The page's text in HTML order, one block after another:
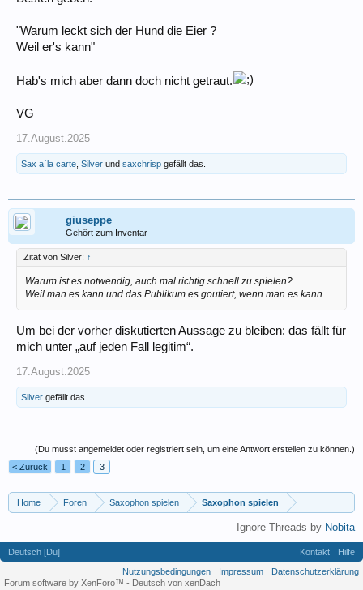
"Warum leckt sich der Hund die Eier ?
Weil er's kann"
Hab's mich aber dann doch nicht getraut.
VG
17.August.2025
Sax a`la carte Silver und saxchrisp gefällt das.
giuseppe
Gehört zum Inventar
Zitat von Silver: ↑
Warum ist es notwendig, auch mal richtig schnell zu spielen?
Weil man es kann und das Publikum es goutiert, wenn man es kann.
Um bei der vorher diskutierten Aussage zu bleiben: das fällt für
mich unter „auf jeden Fall legitim“.
17.August.2025
Silver gefällt das.
(Du musst angemeldet oder registriert sein, um eine Antwort erstellen zu können.)
< Zurück
1 2 3
Home Foren Saxophon spielen Saxophon spielen
Ignore Threads by Nobita
Deutsch [Du] Kontakt
Hilfe
Nutzungsbedingungen
Impressum
Datenschutzerklärung
Forum software by XenForo™ - Deutsch von xenDach